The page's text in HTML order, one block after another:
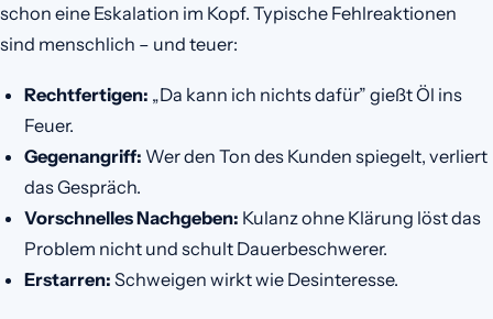
schon eine Eskalation im Kopf. Typische Fehlreaktionen
sind menschlich – und teuer:
Rechtfertigen: „Da kann ich nichts dafür” gießt Öl ins
Feuer.
Gegenangriff: Wer den Ton des Kunden spiegelt, verliert
das Gespräch.
Vorschnelles Nachgeben: Kulanz ohne Klärung löst das
Problem nicht und schult Dauerbeschwerer.
Erstarren: Schweigen wirkt wie Desinteresse.